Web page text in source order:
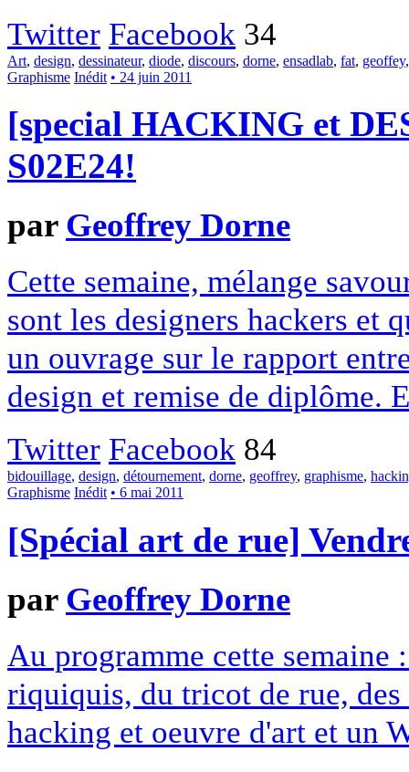
Twitter Facebook 34
Art, design, dessinateur, diode, discours, dorne, ensadlab, fat, geoffey
Graphisme Inédit • 24 juin 2011
[special HACKING et
S02E24!
par Geoffrey Dorne
Cette semaine, mélange
sont les designers hackers
un ouvrage sur le rapport
design et remise de diplôme.
Twitter Facebook 84
bidouillage, design, détournement, dorne, geoffrey, graphisme,
Graphisme Inédit • 6 mai 2011
[Spécial art de rue]
par Geoffrey Dorne
Au programme cette
riquiquis, du tricot de rue,
hacking et oeuvre d'art et un